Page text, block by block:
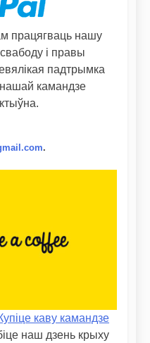
працягваць нашу
і правы
падтрымка
камандзе
.
каву камандзе
наш дзень крыху